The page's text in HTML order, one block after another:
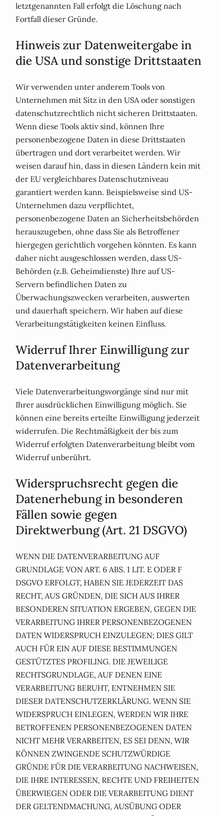
letztgenannten Fall erfolgt die Löschung nach
Fortfall dieser Gründe.
Hinweis zur Datenweitergabe in
die USA und sonstige Drittstaaten
Wir verwenden unter anderem Tools von
Unternehmen mit Sitz in den USA oder sonstigen
datenschutzrechtlich nicht sicheren Drittstaaten.
Wenn diese Tools aktiv sind, können Ihre
personenbezogene Daten in diese Drittstaaten
übertragen und dort verarbeitet werden. Wir
weisen darauf hin, dass in diesen Ländern kein mit
der EU vergleichbares Datenschutzniveau
garantiert werden kann. Beispielsweise sind US-
Unternehmen dazu verpflichtet,
personenbezogene Daten an Sicherheitsbehörden
herauszugeben, ohne dass Sie als Betroffener
hiergegen gerichtlich vorgehen könnten. Es kann
daher nicht ausgeschlossen werden, dass US-
Behörden (z.B. Geheimdienste) Ihre auf US-
Servern befindlichen Daten zu
Überwachungszwecken verarbeiten, auswerten
und dauerhaft speichern. Wir haben auf diese
Verarbeitungstätigkeiten keinen Einfluss.
Widerruf Ihrer Einwilligung zur
Datenverarbeitung
Viele Datenverarbeitungsvorgänge sind nur mit
Ihrer ausdrücklichen Einwilligung möglich. Sie
können eine bereits erteilte Einwilligung jederzeit
widerrufen. Die Rechtmäßigkeit der bis zum
Widerruf erfolgten Datenverarbeitung bleibt vom
Widerruf unberührt.
Widerspruchsrecht gegen die
Datenerhebung in besonderen
Fällen sowie gegen
Direktwerbung (Art. 21 DSGVO)
WENN DIE DATENVERARBEITUNG AUF
GRUNDLAGE VON ART. 6 ABS. 1 LIT. E ODER F
DSGVO ERFOLGT, HABEN SIE JEDERZEIT DAS
RECHT, AUS GRÜNDEN, DIE SICH AUS IHRER
BESONDEREN SITUATION ERGEBEN, GEGEN DIE
VERARBEITUNG IHRER PERSONENBEZOGENEN
DATEN WIDERSPRUCH EINZULEGEN; DIES GILT
AUCH FÜR EIN AUF DIESE BESTIMMUNGEN
GESTÜTZTES PROFILING. DIE JEWEILIGE
RECHTSGRUNDLAGE, AUF DENEN EINE
VERARBEITUNG BERUHT, ENTNEHMEN SIE
DIESER DATENSCHUTZERKLÄRUNG. WENN SIE
WIDERSPRUCH EINLEGEN, WERDEN WIR IHRE
BETROFFENEN PERSONENBEZOGENEN DATEN
NICHT MEHR VERARBEITEN, ES SEI DENN, WIR
KÖNNEN ZWINGENDE SCHUTZWÜRDIGE
GRÜNDE FÜR DIE VERARBEITUNG NACHWEISEN,
DIE IHRE INTERESSEN, RECHTE UND FREIHEITEN
ÜBERWIEGEN ODER DIE VERARBEITUNG DIENT
DER GELTENDMACHUNG, AUSÜBUNG ODER